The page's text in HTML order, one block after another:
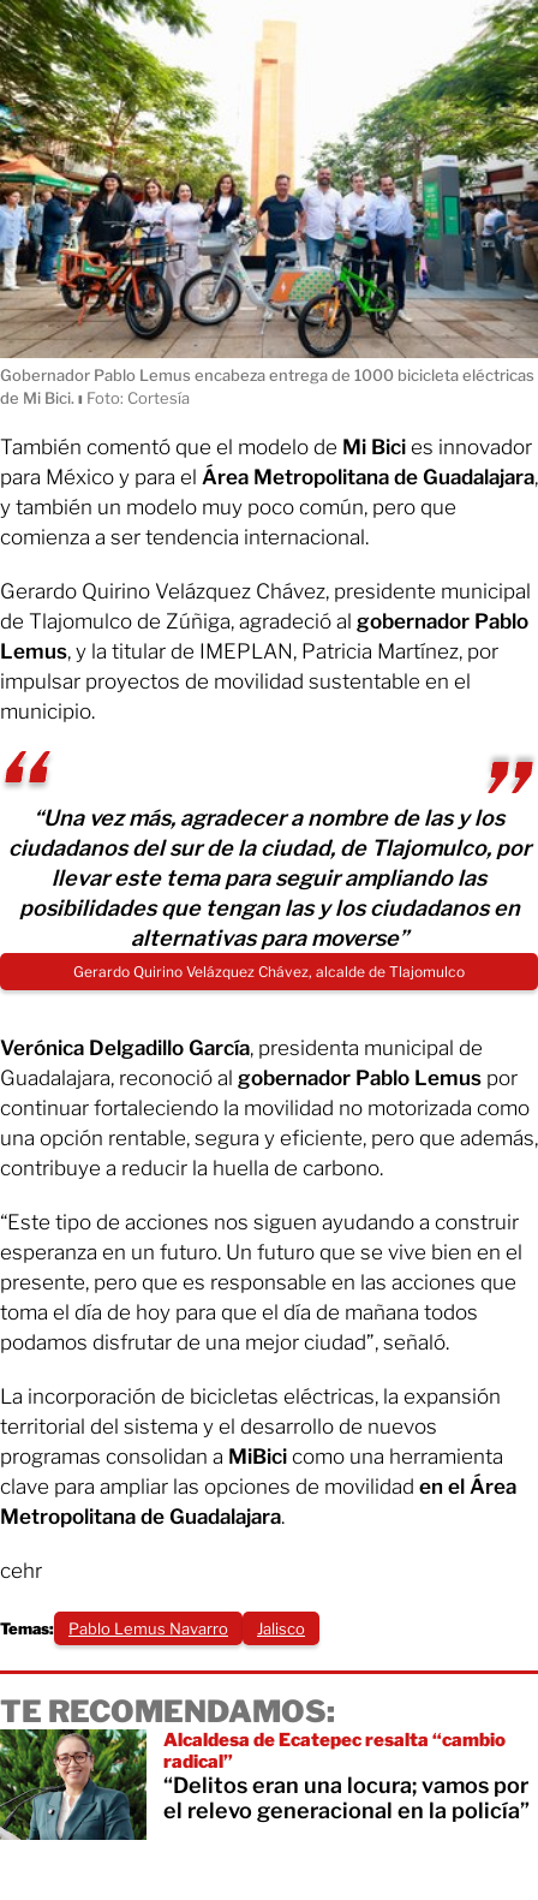
Gobernador Pablo Lemus encabeza entrega de 1000 bicicleta eléctricas
de Mi Bici.ı Foto: Cortesía
También comentó que el modelo de Mi Bici es innovador
para México y para el Área Metropolitana de Guadalajara,
y también un modelo muy poco común, pero que
comienza a ser tendencia internacional.
Gerardo Quirino Velázquez Chávez, presidente municipal
de Tlajomulco de Zúñiga, agradeció al gobernador Pablo
Lemus, y la titular de IMEPLAN, Patricia Martínez, por
impulsar proyectos de movilidad sustentable en el
municipio.
“Una vez más, agradecer a nombre de las y los
ciudadanos del sur de la ciudad, de Tlajomulco, por
llevar este tema para seguir ampliando las
posibilidades que tengan las y los ciudadanos en
alternativas para moverse”
Gerardo Quirino Velázquez Chávez, alcalde de Tlajomulco
Verónica Delgadillo García, presidenta municipal de
Guadalajara, reconoció al gobernador Pablo Lemus por
continuar fortaleciendo la movilidad no motorizada como
una opción rentable, segura y eficiente, pero que además,
contribuye a reducir la huella de carbono.
“Este tipo de acciones nos siguen ayudando a construir
esperanza en un futuro. Un futuro que se vive bien en el
presente, pero que es responsable en las acciones que
toma el día de hoy para que el día de mañana todos
podamos disfrutar de una mejor ciudad”, señaló.
La incorporación de bicicletas eléctricas, la expansión
territorial del sistema y el desarrollo de nuevos
programas consolidan a MiBici como una herramienta
clave para ampliar las opciones de movilidad en el Área
Metropolitana de Guadalajara.
cehr
Temas: Pablo Lemus Navarro Jalisco
TE RECOMENDAMOS:
Alcaldesa de Ecatepec resalta “cambio
radical”
“Delitos eran una locura; vamos por
el relevo generacional en la policía”